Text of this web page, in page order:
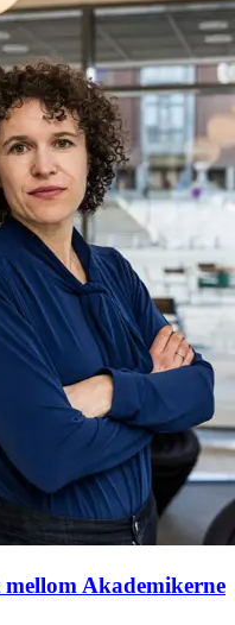
Akademikerne